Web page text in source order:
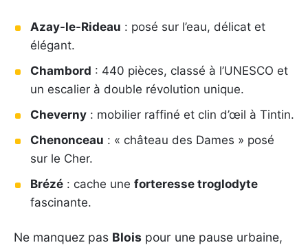
Azay-le-Rideau : posé sur l’eau, délicat et
élégant.
Chambord : 440 pièces, classé à l’UNESCO et
un escalier à double révolution unique.
Cheverny : mobilier raffiné et clin d’œil à Tintin.
Chenonceau : « château des Dames » posé
sur le Cher.
Brézé : cache une forteresse troglodyte
fascinante.
Ne manquez pas Blois pour une pause urbaine,